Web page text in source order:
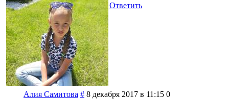
Ответить
Алия Самитова # 8 декабря 2017 в 11:15 0